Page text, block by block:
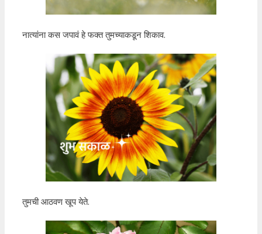
नात्यांना कस जपावं हे फक्त तुमच्याकडून शिकाव.
तुमची आठवण खूप येते.